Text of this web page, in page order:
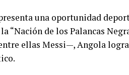
una oportunidad
“Nación de los Palancas
ellas Messi—, Angola